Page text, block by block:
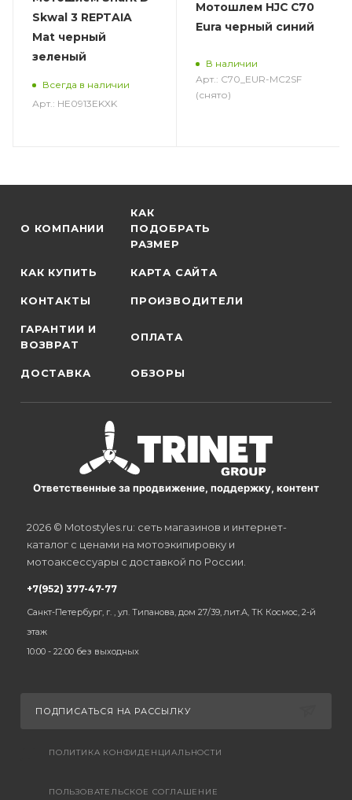
Skwal 3 REPTAIA
Mat черный
зеленый
Всегда в наличии
Арт.: HE0913EKXK
Мотошлем HJC C70
Eura черный синий
В наличии
Арт.: C70_EUR-MC2SF
(снято)
О КОМПАНИИ
КАК
ПОДОБРАТЬ
РАЗМЕР
КАК КУПИТЬ КАРТА САЙТА
КОНТАКТЫ ПРОИЗВОДИТЕЛИ
ГАРАНТИИ И
ВОЗВРАТ
ОПЛАТА
ДОСТАВКА ОБЗОРЫ
Ответственные за продвижение, поддержку, контент
2026 © Motostyles.ru: сеть магазинов и интернет-
каталог с ценами на мотоэкипировку и
мотоаксессуары с доставкой по России.
+7(952) 377-47-77
Санкт-Петербург, г. , ул. Типанова, дом 27/39, лит.А, ТК Космос, 2-й
этаж
10:00 - 22:00 без выходных
ПОДПИСАТЬСЯ НА РАССЫЛКУ
ПОЛИТИКА КОНФИДЕНЦИАЛЬНОСТИ
ПОЛЬЗОВАТЕЛЬСКОЕ СОГЛАШЕНИЕ